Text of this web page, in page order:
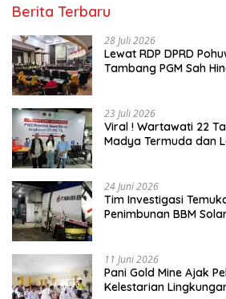
Berita Terbaru
28 Juli 2026
Lewat RDP DPRD
Tambang PGM Sah
23 Juli 2026
Viral ! Wartawati 22
Madya Termuda dan
24 Juni 2026
Tim Investigasi
Penimbunan BBM
11 Juni 2026
Pani Gold Mine Ajak
Kelestarian